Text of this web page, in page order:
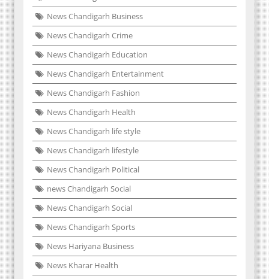
News Chandigarh Business
News Chandigarh Crime
News Chandigarh Education
News Chandigarh Entertainment
News Chandigarh Fashion
News Chandigarh Health
News Chandigarh life style
News Chandigarh lifestyle
News Chandigarh Political
news Chandigarh Social
News Chandigarh Social
News Chandigarh Sports
News Hariyana Business
News Kharar Health